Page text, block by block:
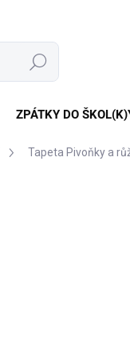
Hledat
ZPÁTKY DO
Tapeta Pivoňky a